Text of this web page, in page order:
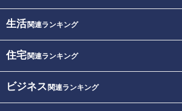
生活関連ランキング
住宅関連ランキング
ビジネス 関連ランキング